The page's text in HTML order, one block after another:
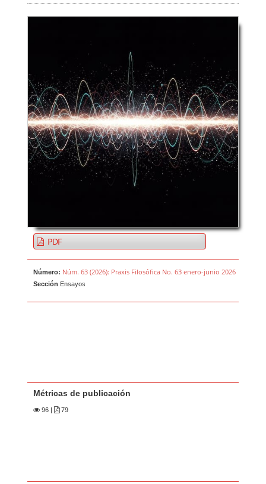
PDF
Número: Núm. 63 (2026): Praxis Filosófica No. 63 enero-junio 2026
Sección Ensayos
Métricas de publicación
96 | 79